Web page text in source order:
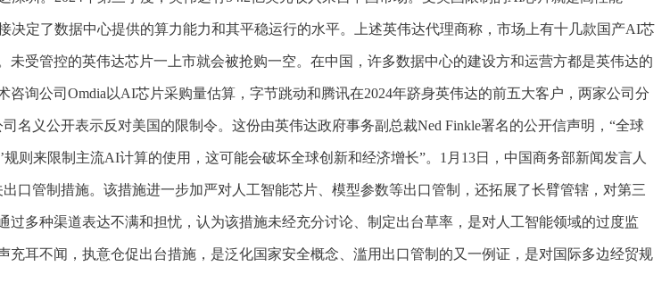
定了数据中心提供的算力能力和其平稳运行的水平。上述英伟达代理商称，市场上有十几款国产AI芯
受管控的英伟达芯片一上市就会被抢购一空。在中国，许多数据中心的建设方和运营方都是英伟达的
询公司Omdia以AI芯片采购量估算，字节跳动和腾讯在2024年跻身英伟达的前五大客户，两家公司分
名义公开表示反对美国的限制令。这份由英伟达政府事务副总裁Ned Finkle署名的公开信声明，“全球
则来限制主流AI计算的使用，这可能会破坏全球创新和经济增长”。1月13日，中国商务部新闻发言人
口管制措施。该措施进一步加严对人工智能芯片、模型参数等出口管制，还拓展了长臂管辖，对第三
多种渠道表达不满和担忧，认为该措施未经充分讨论、制定出台草率，是对人工智能领域的过度监
耳不闻，执意仓促出台措施，是泛化国家安全概念、滥用出口管制的又一例证，是对国际多边经贸规